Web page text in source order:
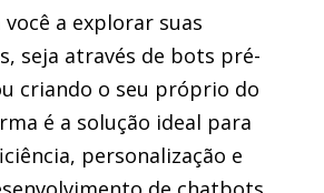
você a explorar suas
seja através de bots pré-
criando o seu próprio do
é a solução ideal para
personalização e